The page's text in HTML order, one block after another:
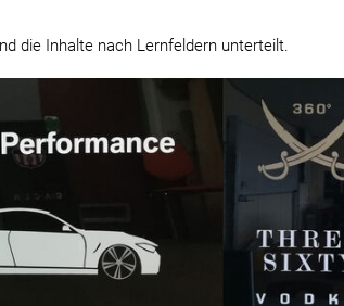
die Inhalte nach Lernfeldern unterteilt.